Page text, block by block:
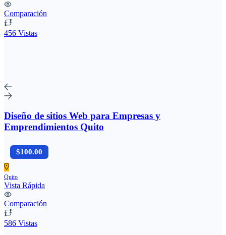
Comparación
456 Vistas
Diseño de sitios Web para Empresas y
Emprendimientos Quito
$100.00
Quito
Vista Rápida
Comparación
586 Vistas